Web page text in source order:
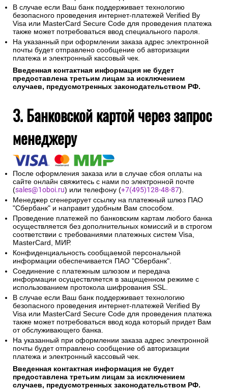
В случае если Ваш банк поддерживает технологию
безопасного проведения интернет-платежей Verified By
Visa или MasterCard Secure Code для проведения платежа
также может потребоваться ввод специального пароля.
На указанный при оформлении заказа адрес электронной
почты будет отправлено сообщение об авторизации
платежа и электронный кассовый чек.
Введенная контактная информация не будет
предоставлена третьим лицам за исключением
случаев, предусмотренных законодательством РФ.
3. Банковской картой через запрос
менеджеру
После оформления заказа или в случае сбоя оплаты на
сайте онлайн свяжитесь с нами по электронной почте
(sales@1oboi.ru) или телефону (+7(495)128-48-87).
Менеджер сгенерирует ссылку на платежный шлюз ПАО
"Сбербанк" и направит удобным Вам способом.
Проведение платежей по банковским картам любого банка
осуществляется без дополнительных комиссий и в строгом
соответствии с требованиями платежных систем Visa,
MasterCard, МИР.
Конфиденциальность сообщаемой персональной
информации обеспечивается ПАО "Сбербанк".
Соединение с платежным шлюзом и передача
информации осуществляется в защищенном режиме с
использованием протокола шифрования SSL.
В случае если Ваш банк поддерживает технологию
безопасного проведения интернет-платежей Verified By
Visa или MasterCard Secure Code для проведения платежа
также может потребоваться ввод кода который придет Вам
от обслуживающего банка.
На указанный при оформлении заказа адрес электронной
почты будет отправлено сообщение об авторизации
платежа и электронный кассовый чек.
Введенная контактная информация не будет
предоставлена третьим лицам за исключением
случаев, предусмотренных законодательством РФ.